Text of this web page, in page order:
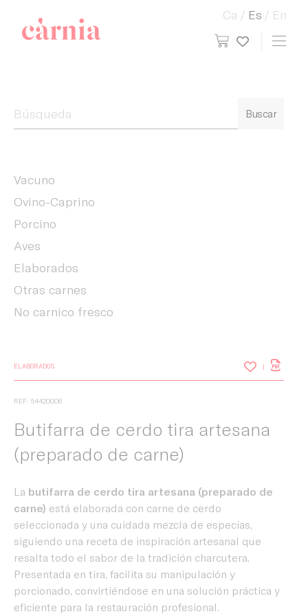
view cartMy
Ca Es En
Buscar
Vacuno
Ovino-Caprino
Porcino
Aves
Elaborados
Otras carnes
No carnico fresco
ELABORADOS
REF: 54420006
Butifarra de cerdo tira artesana
(preparado de carne)
La butifarra de cerdo tira artesana (preparado de
carne) está elaborada con carne de cerdo
seleccionada y una cuidada mezcla de especias,
siguiendo una receta de inspiración artesanal que
resalta todo el sabor de la tradición charcutera.
Presentada en tira, facilita su manipulación y
porcionado, convirtiéndose en una solución práctica y
eficiente para la restauración profesional.